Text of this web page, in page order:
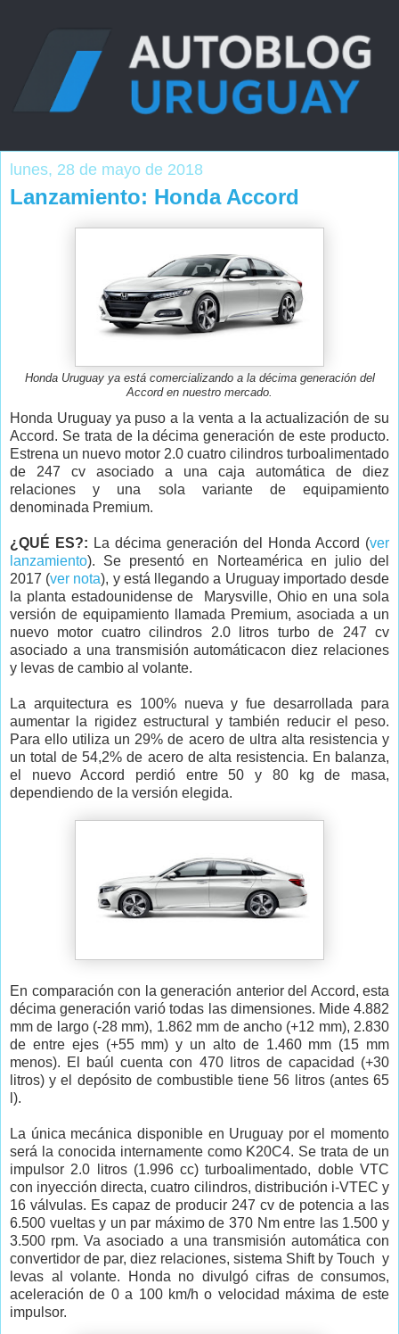
lunes, 28 de mayo de 2018
Lanzamiento: Honda Accord
Honda Uruguay ya está comercializando a la décima generación del
Accord en nuestro mercado.
Honda Uruguay ya puso a la venta a la actualización de su
Accord. Se trata de la décima generación de este producto.
Estrena un nuevo motor 2.0 cuatro cilindros turboalimentado
de 247 cv asociado a una caja automática de diez
relaciones y una sola variante de equipamiento
denominada Premium.
¿QUÉ ES?: La décima generación del Honda Accord (ver
lanzamiento). Se presentó en Norteamérica en julio del
2017 (ver nota), y está llegando a Uruguay importado desde
la planta estadounidense de
Marysville, Ohio en una sola
versión de equipamiento llamada Premium, asociada a un
nuevo motor cuatro cilindros 2.0 litros turbo de 247 cv
asociado a una transmisión automáticacon diez relaciones
y levas de cambio al volante.
La arquitectura es 100% nueva y fue desarrollada para
aumentar la rigidez estructural y también reducir el peso.
Para ello utiliza un 29% de acero de ultra alta resistencia y
un total de 54,2% de acero de alta resistencia. En balanza,
el nuevo Accord perdió entre 50 y 80 kg de masa,
dependiendo de la versión elegida.
En comparación con la generación anterior del Accord, esta
décima generación varió todas las dimensiones. Mide 4.882
mm de largo (-28 mm), 1.862 mm de ancho (+12 mm), 2.830
de entre ejes (+55 mm) y un alto de 1.460 mm (15 mm
menos). El baúl cuenta con 470 litros de capacidad (+30
litros) y el depósito de combustible tiene 56 litros (antes 65
l).
La única mecánica disponible en Uruguay por el momento
será la conocida internamente como K20C4. Se trata de un
impulsor 2.0 litros (1.996 cc) turboalimentado, doble VTC
con inyección directa, cuatro cilindros, distribución i-VTEC y
16 válvulas. Es capaz de producir 247 cv de potencia a las
6.500 vueltas y un par máximo de 370 Nm entre las 1.500 y
3.500 rpm. Va asociado a una transmisión automática con
convertidor de par, diez relaciones, sistema Shift by Touch y
levas al volante. Honda no divulgó cifras de consumos,
aceleración de 0 a 100 km/h o velocidad máxima de este
impulsor.